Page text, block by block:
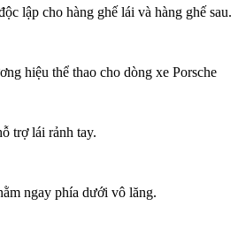
lập cho hàng ghế lái và hàng ghế sau.
hiệu thể thao cho dòng xe Porsche
trợ lái rảnh tay.
ngay phía dưới vô lăng.